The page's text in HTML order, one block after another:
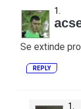
Se extinde
REPLY